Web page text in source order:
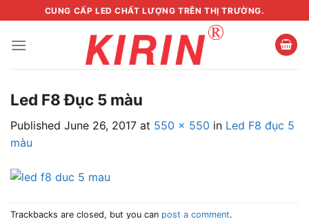
to
content
CUNG CẤP LED CHẤT LƯỢNG TRÊN THỊ TRƯỜNG.
Led F8 Đục 5 màu
Published June 26, 2017 at 550 × 550 in Led F8 đục 5
màu
Trackbacks are closed, but you can post a comment.